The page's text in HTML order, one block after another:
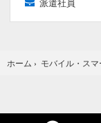
派遣社員
ホーム › モバイル・スマ